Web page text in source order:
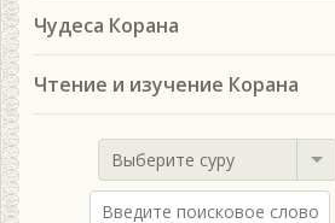
Чудеса Корана
Чтение и изучение Корана
Выберите суру